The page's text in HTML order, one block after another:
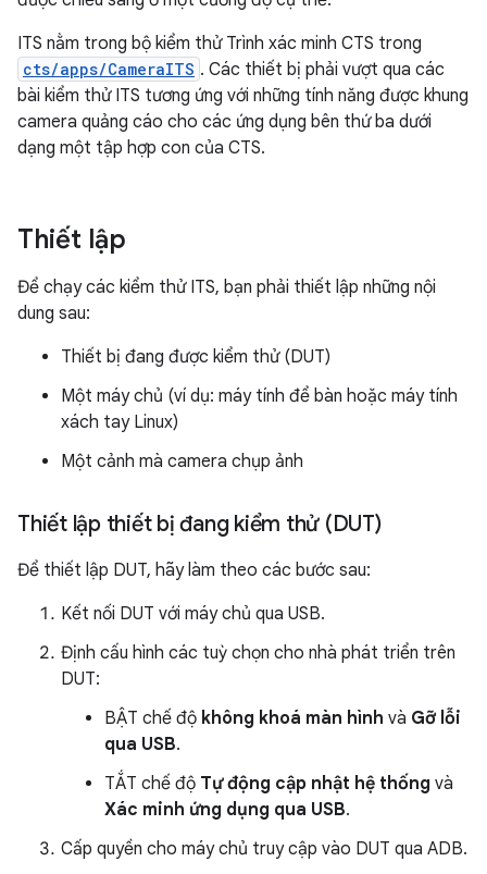
ITS nằm trong bộ kiểm thử Trình xác minh CTS trong
cts/apps/CameraITS . Các thiết bị phải vượt qua các
bài kiểm thử ITS tương ứng với những tính năng được khung
camera quảng cáo cho các ứng dụng bên thứ ba dưới
dạng một tập hợp con của CTS.
Thiết lập
Để chạy các kiểm thử ITS, bạn phải thiết lập những nội
dung sau:
Thiết bị đang được kiểm thử (DUT)
Một máy chủ (ví dụ: máy tính để bàn hoặc máy tính
xách tay Linux)
Một cảnh mà camera chụp ảnh
Thiết lập thiết bị đang kiểm thử (DUT)
Để thiết lập DUT, hãy làm theo các bước sau:
Kết nối DUT với máy chủ qua USB.
Định cấu hình các tuỳ chọn cho nhà phát triển trên
DUT:
BẬT chế độ không khoá màn hình và Gỡ lỗi
qua USB.
TẮT chế độ Tự động cập nhật hệ thống và
Xác minh ứng dụng qua USB.
Cấp quyền cho máy chủ truy cập vào DUT qua ADB.